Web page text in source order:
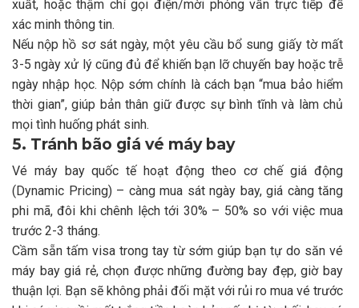
xuất, hoặc thậm chí gọi điện/mời phỏng vấn trực tiếp để
xác minh thông tin.
Nếu nộp hồ sơ sát ngày, một yêu cầu bổ sung giấy tờ mất
3-5 ngày xử lý cũng đủ để khiến bạn lỡ chuyến bay hoặc trễ
ngày nhập học. Nộp sớm chính là cách bạn “mua bảo hiểm
thời gian”, giúp bản thân giữ được sự bình tĩnh và làm chủ
mọi tình huống phát sinh.
5. Tránh bão giá vé máy bay
Vé máy bay quốc tế hoạt động theo cơ chế giá động
(Dynamic Pricing) – càng mua sát ngày bay, giá càng tăng
phi mã, đôi khi chênh lệch tới 30% – 50% so với việc mua
trước 2-3 tháng.
Cầm sẵn tấm visa trong tay từ sớm giúp bạn tự do săn vé
máy bay giá rẻ, chọn được những đường bay đẹp, giờ bay
thuận lợi. Bạn sẽ không phải đối mặt với rủi ro mua vé trước